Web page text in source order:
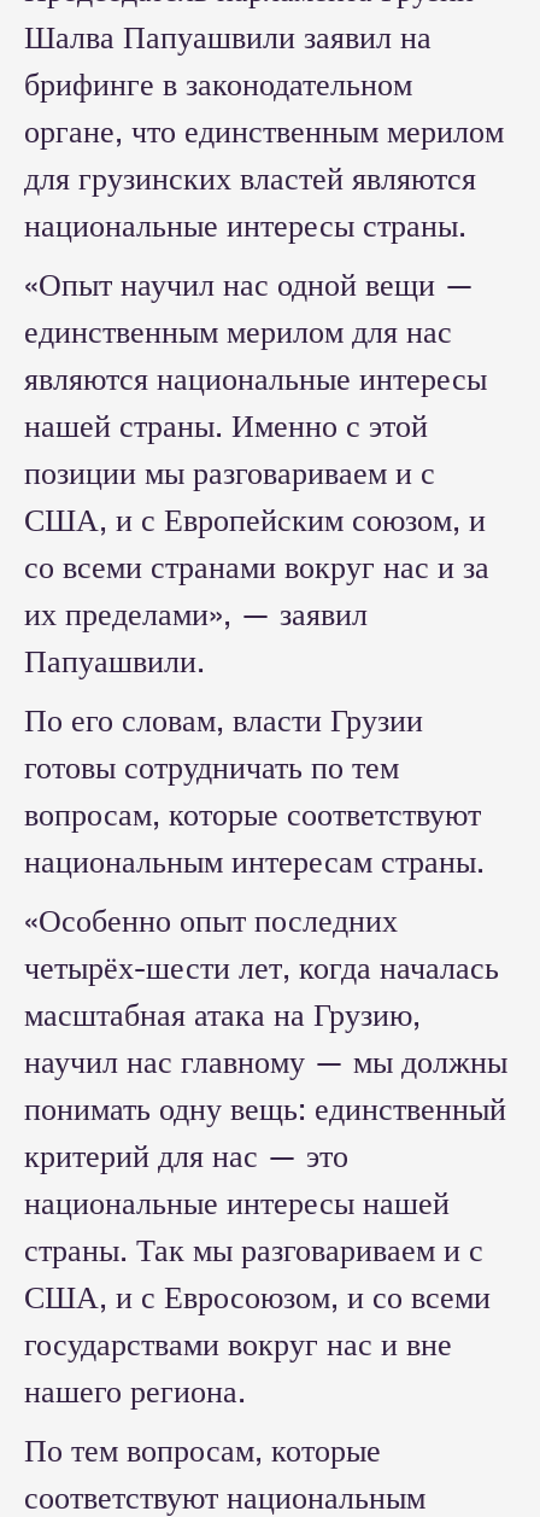
Шалва Папуашвили заявил на
брифинге в законодательном
органе, что единственным мерилом
для грузинских властей являются
национальные интересы страны.
«Опыт научил нас одной вещи —
единственным мерилом для нас
являются национальные интересы
нашей страны. Именно с этой
позиции мы разговариваем и с
США, и с Европейским союзом, и
со всеми странами вокруг нас и за
их пределами», — заявил
Папуашвили.
По его словам, власти Грузии
готовы сотрудничать по тем
вопросам, которые соответствуют
национальным интересам страны.
«Особенно опыт последних
четырёх-шести лет, когда началась
масштабная атака на Грузию,
научил нас главному — мы должны
понимать одну вещь: единственный
критерий для нас — это
национальные интересы нашей
страны. Так мы разговариваем и с
США, и с Евросоюзом, и со всеми
государствами вокруг нас и вне
нашего региона.
По тем вопросам, которые
соответствуют национальным